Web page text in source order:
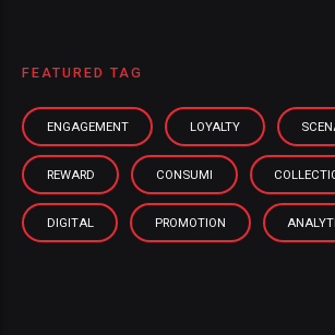
FEATURED TAG
ENGAGEMENT LOYALTY
REWARD CONSUMI
DIGITAL PROMOTION